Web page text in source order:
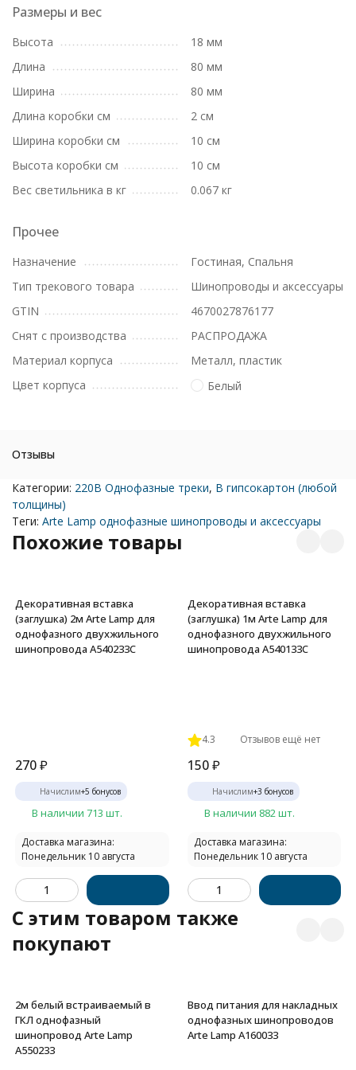
Размеры и вес
Высота
18 мм
Длина
80 мм
Ширина
80 мм
Длина коробки см
2 см
Ширина коробки см
10 см
Высота коробки см
10 см
Вес светильника в кг
0.067 кг
Прочее
Назначение
Гостиная, Спальня
Тип трекового товара
Шинопроводы и аксессуары
GTIN
4670027876177
Снят с производства
РАСПРОДАЖА
Материал корпуса
Металл, пластик
Цвет корпуса
Белый
Отзывы
Категории: 220В Однофазные треки, В гипсокартон (любой
толщины)
Теги: Arte Lamp однофазные шинопроводы и аксессуары
Похожие товары
Декоративная вставка
(заглушка) 2м Arte Lamp для
однофазного двухжильного
шинопровода A540233С
270₽
Начислим+5 бонусов
В наличии 713 шт.
Доставка магазина:
Понедельник 10 августа
Декоративная вставка
(заглушка) 1м Arte Lamp для
однофазного двухжильного
шинопровода A540133С
4.3 Отзывов ещё нет
150 ₽
Начислим+3 бонусов
В наличии 882 шт.
Доставка магазина:
Понедельник 10 августа
C этим товаром также
покупают
2м белый встраиваемый в
ГКЛ однофазный
шинопровод Arte Lamp
A550233
Ввод питания для накладных
однофазных шинопроводов
Arte Lamp A160033